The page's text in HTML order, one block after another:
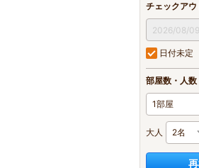
チェックアウ
日付未定
部屋数・人数
大人